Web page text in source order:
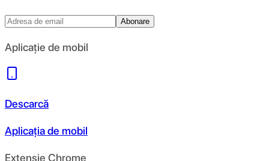
Abonare
Aplicație de mobil
Descarcă
Aplicația de mobil
Extensie Chrome